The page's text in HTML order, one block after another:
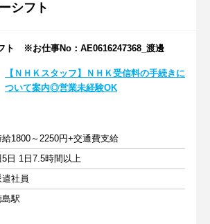
シフト
ト ※お仕事No：AE0616247368_渡邊
【ＮＨＫスタッフ】ＮＨＫ受信料の手続きに
ついて案内◎営業未経験OK
給1800～2250円+交通費支給
5日 1日7.5時間以上
遣社員
島駅